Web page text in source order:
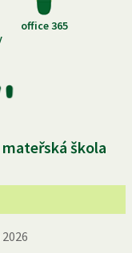
office 365
škola